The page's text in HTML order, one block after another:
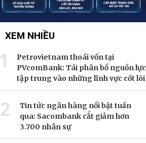
XEM NHIỀU
1
Petrovietnam thoái vốn tại
PVcomBank: Tái phân bổ nguồn lực
tập trung vào những lĩnh vực cốt lõi
2
Tin tức ngân hàng nổi bật tuần
qua: Sacombank cắt giảm hơn
3.700 nhân sự